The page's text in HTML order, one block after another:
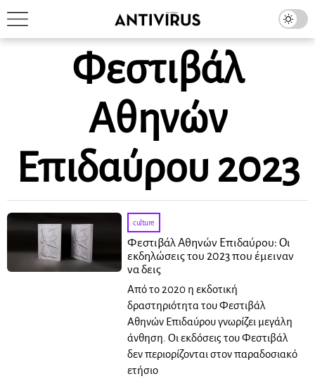
Φεστιβάλ
Αθηνών
Επιδαύρου 2023
culture
Φεστιβάλ Αθηνών Επιδαύρου: Οι
εκδηλώσεις του 2023 που έμειναν
να δεις
Από το 2020 η εκδοτική
δραστηριότητα του Φεστιβάλ
Αθηνών Επιδαύρου γνωρίζει μεγάλη
άνθηση. Οι εκδόσεις του Φεστιβάλ
δεν περιορίζονται στον παραδοσιακό
ετήσιο